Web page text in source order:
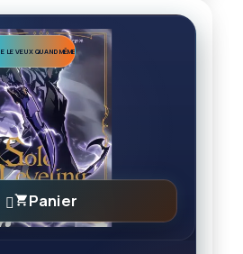
LE VEUX QUAND MÊME
Panier